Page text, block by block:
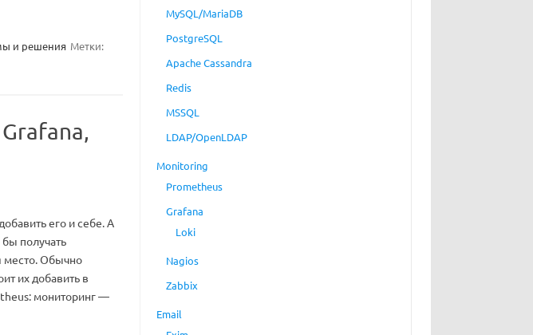
и решения Метки:
его и себе. А
получать
место. Обычно
их добавить в
мониторинг —
MySQL/MariaDB
PostgreSQL
Apache Cassandra
Redis
MSSQL
LDAP/OpenLDAP
Monitoring
Prometheus
Grafana
Loki
Nagios
Zabbix
Email